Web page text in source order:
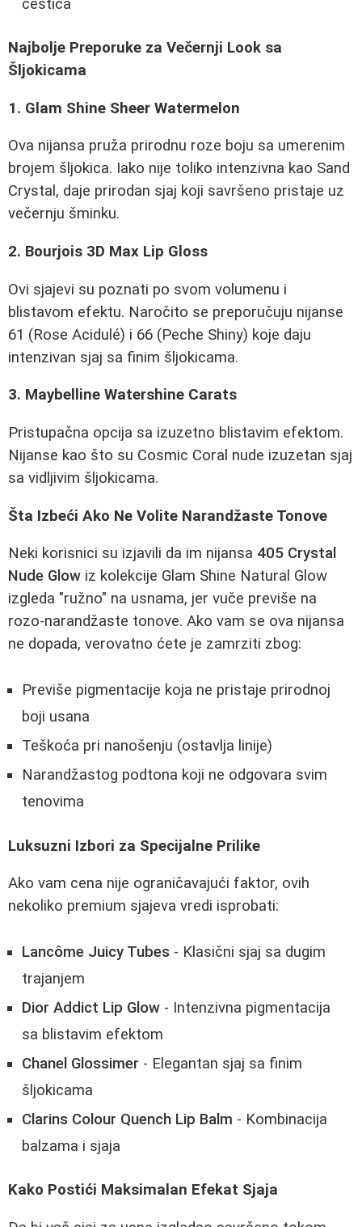
čestica
Najbolje Preporuke za Večernji Look sa
Šljokicama
1. Glam Shine Sheer Watermelon
Ova nijansa pruža prirodnu roze boju sa umerenim
brojem šljokica. Iako nije toliko intenzivna kao Sand
Crystal, daje prirodan sjaj koji savršeno pristaje uz
večernju šminku.
2. Bourjois 3D Max Lip Gloss
Ovi sjajevi su poznati po svom volumenu i
blistavom efektu. Naročito se preporučuju nijanse
61 (Rose Acidulé) i 66 (Peche Shiny) koje daju
intenzivan sjaj sa finim šljokicama.
3. Maybelline Watershine Carats
Pristupačna opcija sa izuzetno blistavim efektom.
Nijanse kao što su Cosmic Coral nude izuzetan sjaj
sa vidljivim šljokicama.
Šta Izbeći Ako Ne Volite Narandžaste Tonove
Neki korisnici su izjavili da im nijansa 405 Crystal
Nude Glow iz kolekcije Glam Shine Natural Glow
izgleda "ružno" na usnama, jer vuče previše na
rozo-narandžaste tonove. Ako vam se ova nijansa
ne dopada, verovatno ćete je zamrziti zbog:
Previše pigmentacije koja ne pristaje prirodnoj
boji usana
Teškoća pri nanošenju (ostavlja linije)
Narandžastog podtona koji ne odgovara svim
tenovima
Luksuzni Izbori za Specijalne Prilike
Ako vam cena nije ograničavajući faktor, ovih
nekoliko premium sjajeva vredi isprobati:
Lancôme Juicy Tubes - Klasični sjaj sa dugim
trajanjem
Dior Addict Lip Glow - Intenzivna pigmentacija
sa blistavim efektom
Chanel Glossimer - Elegantan sjaj sa finim
šljokicama
Clarins Colour Quench Lip Balm - Kombinacija
balzama i sjaja
Kako Postići Maksimalan Efekat Sjaja